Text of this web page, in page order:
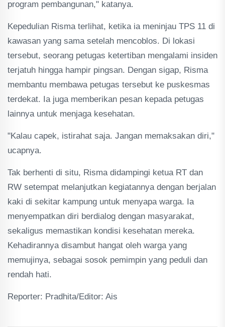
program pembangunan," katanya.
Kepedulian Risma terlihat, ketika ia meninjau TPS 11 di
kawasan yang sama setelah mencoblos. Di lokasi
tersebut, seorang petugas ketertiban mengalami insiden
terjatuh hingga hampir pingsan. Dengan sigap, Risma
membantu membawa petugas tersebut ke puskesmas
terdekat. Ia juga memberikan pesan kepada petugas
lainnya untuk menjaga kesehatan.
"Kalau capek, istirahat saja. Jangan memaksakan diri,"
ucapnya.
Tak berhenti di situ, Risma didampingi ketua RT dan
RW setempat melanjutkan kegiatannya dengan berjalan
kaki di sekitar kampung untuk menyapa warga. Ia
menyempatkan diri berdialog dengan masyarakat,
sekaligus memastikan kondisi kesehatan mereka.
Kehadirannya disambut hangat oleh warga yang
memujinya, sebagai sosok pemimpin yang peduli dan
rendah hati.
Reporter: Pradhita/Editor: Ais